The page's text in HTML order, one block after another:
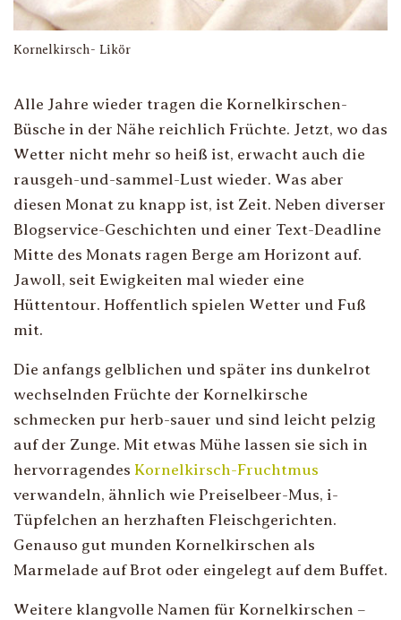
Kornelkirsch- Likör
Alle Jahre wieder tragen die Kornelkirschen-
Büsche in der Nähe reichlich Früchte. Jetzt, wo das
Wetter nicht mehr so heiß ist, erwacht auch die
rausgeh-und-sammel-Lust wieder. Was aber
diesen Monat zu knapp ist, ist Zeit. Neben diverser
Blogservice-Geschichten und einer Text-Deadline
Mitte des Monats ragen Berge am Horizont auf.
Jawoll, seit Ewigkeiten mal wieder eine
Hüttentour. Hoffentlich spielen Wetter und Fuß
mit.
Die anfangs gelblichen und später ins dunkelrot
wechselnden Früchte der Kornelkirsche
schmecken pur herb-sauer und sind leicht pelzig
auf der Zunge. Mit etwas Mühe lassen sie sich in
hervorragendes Kornelkirsch-Fruchtmus
verwandeln, ähnlich wie Preiselbeer-Mus, i-
Tüpfelchen an herzhaften Fleischgerichten.
Genauso gut munden Kornelkirschen als
Marmelade auf Brot oder eingelegt auf dem Buffet.
Weitere klangvolle Namen für Kornelkirschen –